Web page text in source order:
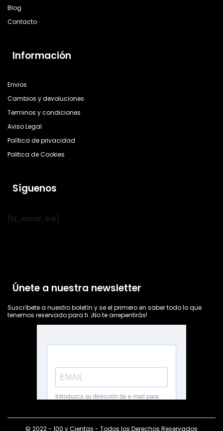
Blog
Contacto
Información
Envios
Cambios y devoluciones
Terminos y condiciones
Aviso Legal
Política de privacidad
Politica de Cookies
Síguenos
[la_social_link]
Únete a nuestra newsletter
Suscríbete a nuestro boletín y se el primero en saber todo lo que
tenemos reservado para ti. ¡No te arrepentirás!
© 2022 - 100 y Cientas - Todos los Derechos Reservados